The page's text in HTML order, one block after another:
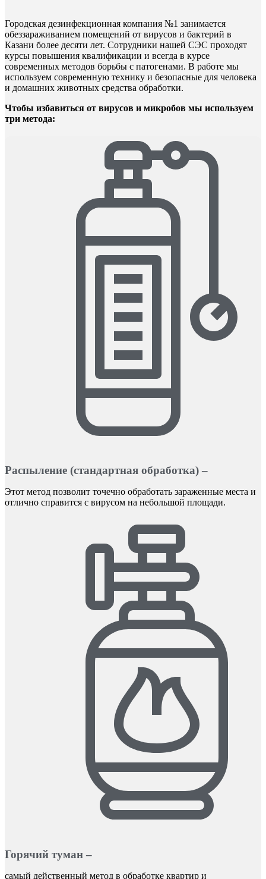
Городская дезинфекционная компания №1 занимается
обеззараживанием помещений от вирусов и бактерий в
Казани более десяти лет. Сотрудники нашей СЭС проходят
курсы повышения квалификации и всегда в курсе
современных методов борьбы с патогенами. В работе мы
используем современную технику и безопасные для человека
и домашних животных средства обработки.
Чтобы избавиться от вирусов и микробов мы используем
три метода:
Распыление (стандартная обработка) –
Этот метод позволит точечно обработать зараженные места и
отлично справится с вирусом на небольшой площади.
Горячий туман –
самый действенный метод в обработке квартир и